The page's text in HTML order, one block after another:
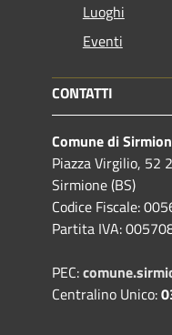
Luoghi
Eventi
CONTATTI
Comune di
Piazza Virgilio, 52
Sirmione (BS)
Codice Fiscale:
Partita IVA:
PEC:
Centralino Unico: